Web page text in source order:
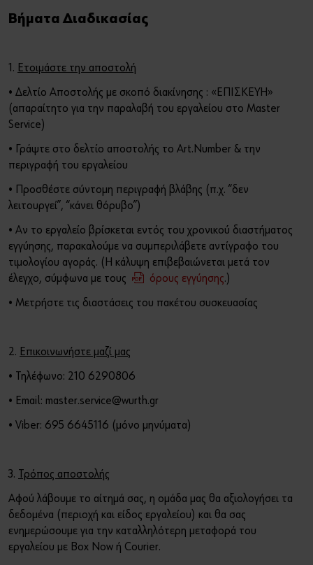
Θέλετε να εγγραφείτε στο online shop;
Εγγραφείτε τώρα ακολουθώντας τρία απλά βήματα για να
απολαύσετε πλήρως όλες τις λειτουργίες του eshop!
Μόνο για επαγγελματίες
Οικονομικά Στοιχεία
Τα νέα μας
Βήματα Διαδικασίας
1. Ετοιμάστε την αποστολή
• Δελτίο Αποστολής με σκοπό διακίνησης : «ΕΠΙΣΚΕΥΗ»
(απαραίτητο για την παραλαβή του εργαλείου στο Master
Service)
• Γράψτε στο δελτίο αποστολής το Art.Number & την
περιγραφή του εργαλείου
• Προσθέστε σύντομη περιγραφή βλάβης (π.χ. “δεν
λειτουργεί”, “κάνει θόρυβο”)
• Αν το εργαλείο βρίσκεται εντός του χρονικού διαστήματος
εγγύησης, παρακαλούμε να συμπεριλάβετε αντίγραφο του
τιμολογίου αγοράς. (Η κάλυψη επιβεβαιώνεται μετά τον
έλεγχο, σύμφωνα με τους
όρους εγγύησης.)
• Μετρήστε τις διαστάσεις του πακέτου συσκευασίας
2. Επικοινωνήστε μαζί μας
• Τηλέφωνο: 210 6290806
• Email: master.service@wurth.gr
• Viber: 695 6645116 (μόνο μηνύματα)
3. Τρόπος αποστολής
Αφού λάβουμε το αίτημά σας, η ομάδα μας θα αξιολογήσει τα
δεδομένα (περιοχή και είδος εργαλείου) και θα σας
ενημερώσουμε για την καταλληλότερη μεταφορά του
εργαλείου με Box Now ή Courier.